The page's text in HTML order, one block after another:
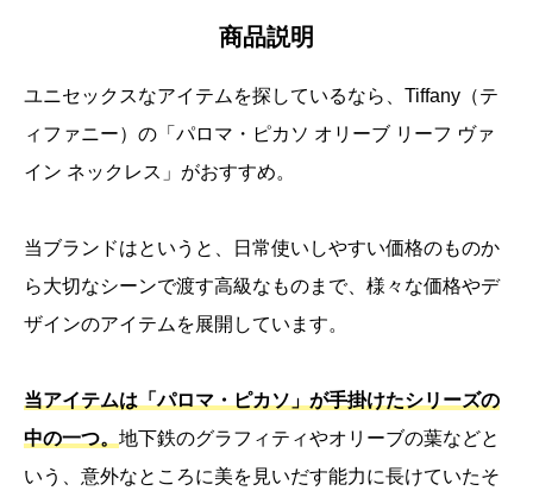
商品説明
ユニセックスなアイテムを探しているなら、Tiffany（テ
ィファニー）の「パロマ・ピカソ オリーブ リーフ ヴァ
イン ネックレス」がおすすめ。
当ブランドはというと、日常使いしやすい価格のものか
ら大切なシーンで渡す高級なものまで、様々な価格やデ
ザインのアイテムを展開しています。
当アイテムは「パロマ・ピカソ」が手掛けたシリーズの
中の一つ。 地下鉄のグラフィティやオリーブの葉などと
いう、意外なところに美を見いだす能力に長けていたそ